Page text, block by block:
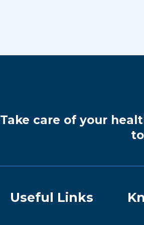
Take care of your
Useful Links